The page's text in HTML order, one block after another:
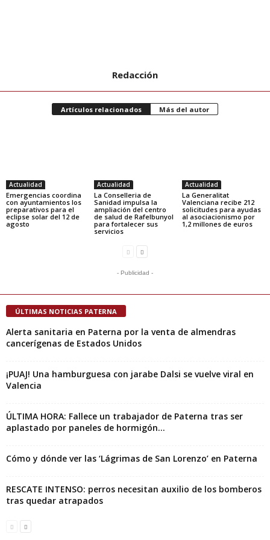
Redacción
Artículos relacionados Más del autor
Actualidad
Emergencias coordina
con ayuntamientos los
preparativos para el
eclipse solar del 12 de
agosto
Actualidad
La Conselleria de
Sanidad impulsa la
ampliación del centro
de salud de Rafelbunyol
para fortalecer sus
servicios
Actualidad
La Generalitat
Valenciana recibe 212
solicitudes para ayudas
al asociacionismo por
1,2 millones de euros
- Publicidad -
ÚLTIMAS NOTICIAS PATERNA
Alerta sanitaria en Paterna por la venta de almendras
cancerígenas de Estados Unidos
¡PUAJ! Una hamburguesa con jarabe Dalsi se vuelve viral en
Valencia
ÚLTIMA HORA: Fallece un trabajador de Paterna tras ser
aplastado por paneles de hormigón...
Cómo y dónde ver las ‘Lágrimas de San Lorenzo’ en Paterna
RESCATE INTENSO: perros necesitan auxilio de los bomberos
tras quedar atrapados